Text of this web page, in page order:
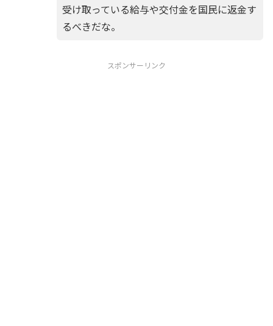
受け取っている給与や交付金を国民に返金す
るべきだな。
スポンサーリンク